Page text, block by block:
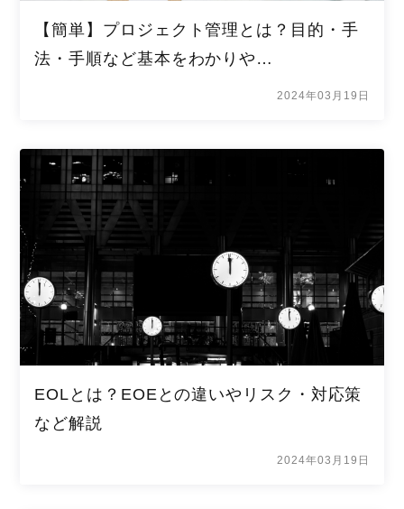
【簡単】プロジェクト管理とは？目的・手
法・手順など基本をわかりや…
2024年03月19日
EOLとは？EOEとの違いやリスク・対応策
など解説
2024年03月19日